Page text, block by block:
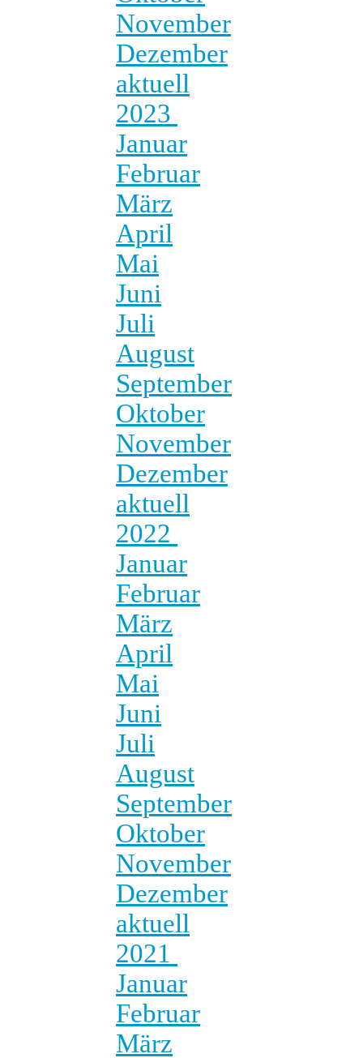
November
Dezember
aktuell
2023
Januar
Februar
März
April
Mai
Juni
Juli
August
September
Oktober
November
Dezember
aktuell
2022
Januar
Februar
März
April
Mai
Juni
Juli
August
September
Oktober
November
Dezember
aktuell
2021
Januar
Februar
März